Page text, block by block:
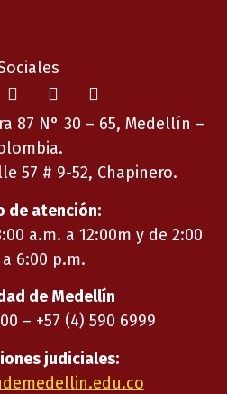
87 N° 30 – 65, Medellín –
57 # 9-52, Chapinero.
de atención:
a.m. a 12:00m y de 2:00
6:00 p.m.
de Medellín
– +57 (4) 590 6999
judiciales: